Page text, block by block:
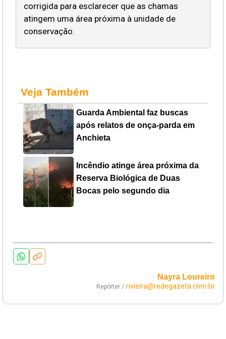
corrigida para esclarecer que as chamas
atingem uma área próxima à unidade de
conservação.
Veja Também
Guarda Ambiental faz buscas
após relatos de onça-parda em
Anchieta
Incêndio atinge área próxima da
Reserva Biológica de Duas
Bocas pelo segundo dia
Nayra Loureiro
Repórter / nvieira@redegazeta.com.br